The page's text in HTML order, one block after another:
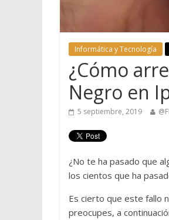
Informática y Tecnología
¿Cómo
Negro en
5 septiembre, 2019
¿No te ha pasado que
los cientos que ha
Es cierto que este fallo
preocupes, a